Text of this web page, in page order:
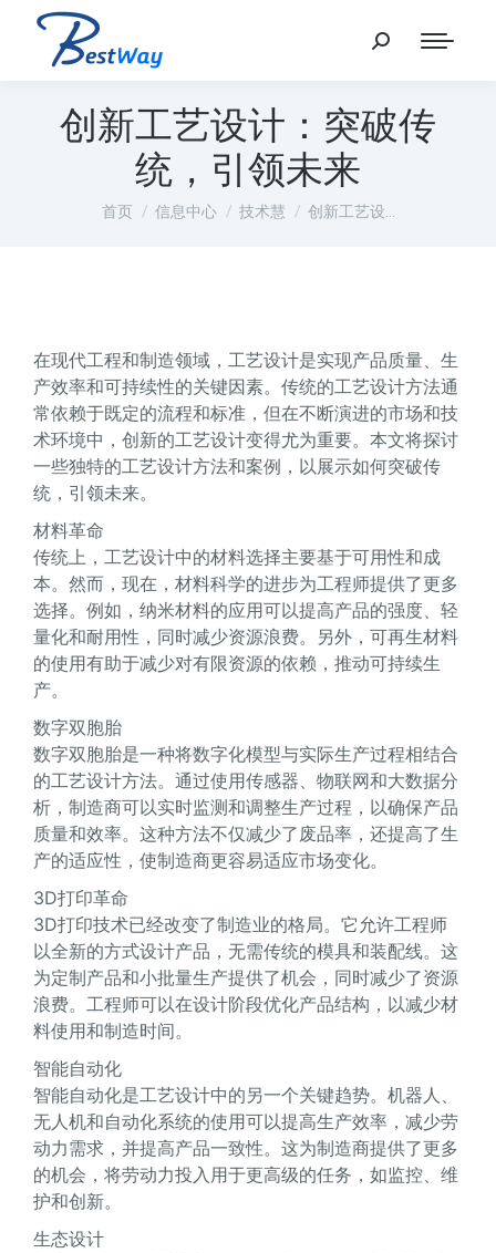
创新工艺设计：突破传
统，引领未来
您在这里：
首页 信息中心 技术慧 创新工艺设…
在现代工程和制造领域，工艺设计是实现产品质量、生
产效率和可持续性的关键因素。传统的工艺设计方法通
常依赖于既定的流程和标准，但在不断演进的市场和技
术环境中，创新的工艺设计变得尤为重要。本文将探讨
一些独特的工艺设计方法和案例，以展示如何突破传
统，引领未来。
材料革命
传统上，工艺设计中的材料选择主要基于可用性和成
本。然而，现在，材料科学的进步为工程师提供了更多
选择。例如，纳米材料的应用可以提高产品的强度、轻
量化和耐用性，同时减少资源浪费。另外，可再生材料
的使用有助于减少对有限资源的依赖，推动可持续生
产。
数字双胞胎
数字双胞胎是一种将数字化模型与实际生产过程相结合
的工艺设计方法。通过使用传感器、物联网和大数据分
析，制造商可以实时监测和调整生产过程，以确保产品
质量和效率。这种方法不仅减少了废品率，还提高了生
产的适应性，使制造商更容易适应市场变化。
3D打印革命
3D打印技术已经改变了制造业的格局。它允许工程师
以全新的方式设计产品，无需传统的模具和装配线。这
为定制产品和小批量生产提供了机会，同时减少了资源
浪费。工程师可以在设计阶段优化产品结构，以减少材
料使用和制造时间。
智能自动化
智能自动化是工艺设计中的另一个关键趋势。机器人、
无人机和自动化系统的使用可以提高生产效率，减少劳
动力需求，并提高产品一致性。这为制造商提供了更多
的机会，将劳动力投入用于更高级的任务，如监控、维
护和创新。
生态设计